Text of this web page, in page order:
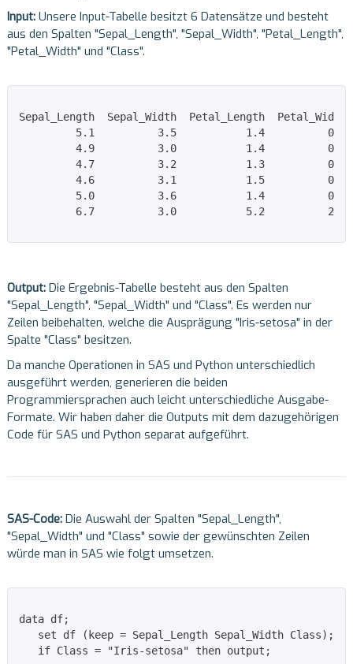
Input: Unsere Input-Tabelle besitzt 6 Datensätze und besteht
aus den Spalten "Sepal_Length", "Sepal_Width", "Petal_Length",
"Petal_Width" und "Class".
Sepal_Length  Sepal_Width  Petal_Length
5.1          3.5           1.4          0.2
4.9          3.0           1.4          0.2
4.7          3.2           1.3          0.2
4.6          3.1           1.5          0.2
5.0          3.6           1.4          0.2
6.7          3.0           5.2          2.3
Output: Die Ergebnis-Tabelle besteht aus den Spalten
"Sepal_Length", "Sepal_Width" und "Class". Es werden nur
Zeilen beibehalten, welche die Ausprägung "Iris-setosa" in der
Spalte "Class" besitzen.
Da manche Operationen in SAS und Python unterschiedlich
ausgeführt werden, generieren die beiden
Programmiersprachen auch leicht unterschiedliche Ausgabe-
Formate. Wir haben daher die Outputs mit dem dazugehörigen
Code für SAS und Python separat aufgeführt.
SAS-Code: Die Auswahl der Spalten "Sepal_Length",
"Sepal_Width" und "Class" sowie der gewünschten Zeilen
würde man in SAS wie folgt umsetzen.
data df;
   set df (keep = Sepal_Length Sepal_Width Class);
   if Class = "Iris-setosa" then output;